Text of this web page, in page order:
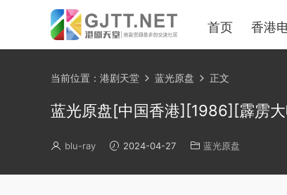
首页 香港
当前位置： 港剧天堂 蓝光原盘 正文
蓝光原盘[中国香港][1986][霹雳
blu-ray 2024-04-27 蓝光原盘